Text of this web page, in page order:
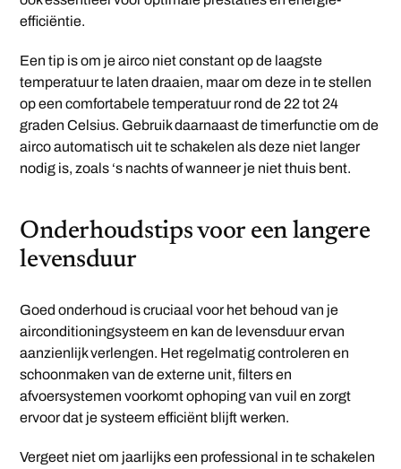
efficiëntie.
Een tip is om je airco niet constant op de laagste
temperatuur te laten draaien, maar om deze in te stellen
op een comfortabele temperatuur rond de 22 tot 24
graden Celsius. Gebruik daarnaast de timerfunctie om de
airco automatisch uit te schakelen als deze niet langer
nodig is, zoals ‘s nachts of wanneer je niet thuis bent.
Onderhoudstips voor een langere
levensduur
Goed onderhoud is cruciaal voor het behoud van je
airconditioningsysteem en kan de levensduur ervan
aanzienlijk verlengen. Het regelmatig controleren en
schoonmaken van de externe unit, filters en
afvoersystemen voorkomt ophoping van vuil en zorgt
ervoor dat je systeem efficiënt blijft werken.
Vergeet niet om jaarlijks een professional in te schakelen